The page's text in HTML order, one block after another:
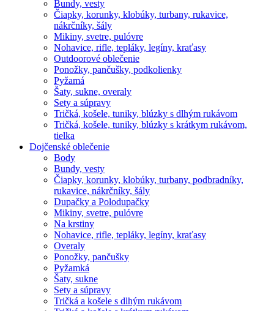
Bundy, vesty
Čiapky, korunky, klobúky, turbany, rukavice,
nákrčníky, šály
Mikiny, svetre, pulóvre
Nohavice, rifle, tepláky, legíny, kraťasy
Outdoorové oblečenie
Ponožky, pančušky, podkolienky
Pyžamá
Šaty, sukne, overaly
Sety a súpravy
Tričká, košele, tuniky, blúzky s dlhým rukávom
Tričká, košele, tuniky, blúzky s krátkym rukávom,
tielka
Dojčenské oblečenie
Body
Bundy, vesty
Čiapky, korunky, klobúky, turbany, podbradníky,
rukavice, nákrčníky, šály
Dupačky a Polodupačky
Mikiny, svetre, pulóvre
Na krstiny
Nohavice, rifle, tepláky, legíny, kraťasy
Overaly
Ponožky, pančušky
Pyžamká
Šaty, sukne
Sety a súpravy
Tričká a košele s dlhým rukávom